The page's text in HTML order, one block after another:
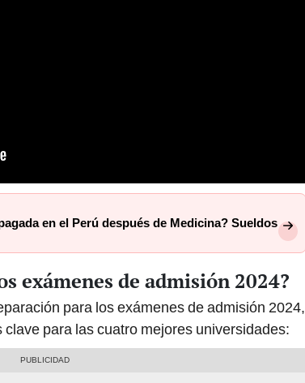
en el Perú después de Medicina? Sueldos
exámenes de admisión 2024?
para los exámenes de admisión 2024,
para las cuatro mejores universidades: